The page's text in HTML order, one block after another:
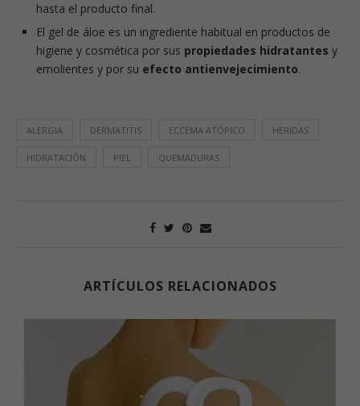
hasta el producto final.
El gel de áloe es un ingrediente habitual en productos de
higiene y cosmética por sus propiedades hidratantes y
emolientes y por su efecto antienvejecimiento.
ALERGIA DERMATITIS ECCEMA ATÓPICO HERIDAS
HIDRATACIÓN PIEL QUEMADURAS
ARTÍCULOS RELACIONADOS